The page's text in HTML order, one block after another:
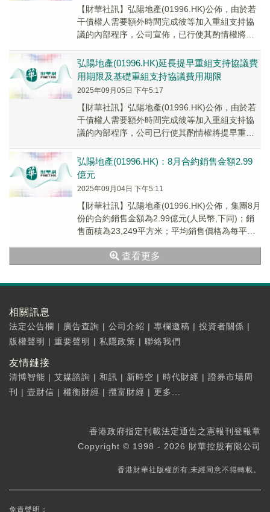
【財華社訊】弘陽地產(01996.HK)公佈，由於若
干債權人需要額外時間完成彼等加入重組支持協
議的內部程序，公司宣佈，已行使其酌情權將提
弘陽地產(01996.HK)延長提早重組支持協議費
用期限及基礎重組支持協議費用期限
2025年09月05日 下午5:17
【財華社訊】弘陽地產(01996.HK)公佈，由於若
干債權人需要額外時間完成彼等加入重組支持協
議的內部程序，公司已行使其酌情權將提早重組
弘陽地產(01996.HK)：8月合約銷售金額2.99
億元
2025年09月04日 下午5:11
【財華社訊】弘陽地產(01996.HK)公佈，集團8月
份的合約銷售金額為2.99億元(人民幣,下同)；銷
售面積為23,249平方米；平均銷售價格為每平方
查看更多
相關訊息
法定公告欄 | 廣告查詢 | 公司介紹 | 專欄邀稿 | 投資者關係 |
版權聲明 | 重要聲明 | 私隱政策 | 聯絡我們
友情鏈接
清博智能 | 艾媒諮詢 | 和訊 | 新時空 | 時代財經 | 證券市場周
刊
| 壹財信 | 權衡財經 | 攬富財經 | 更多...
香港政府指定刊載法定通告之憲報刊登報章
Copyright © 1998 - 2026 財華控股有限公司
香港財華社版權所有,未經同意不得轉載。
免責聲明：